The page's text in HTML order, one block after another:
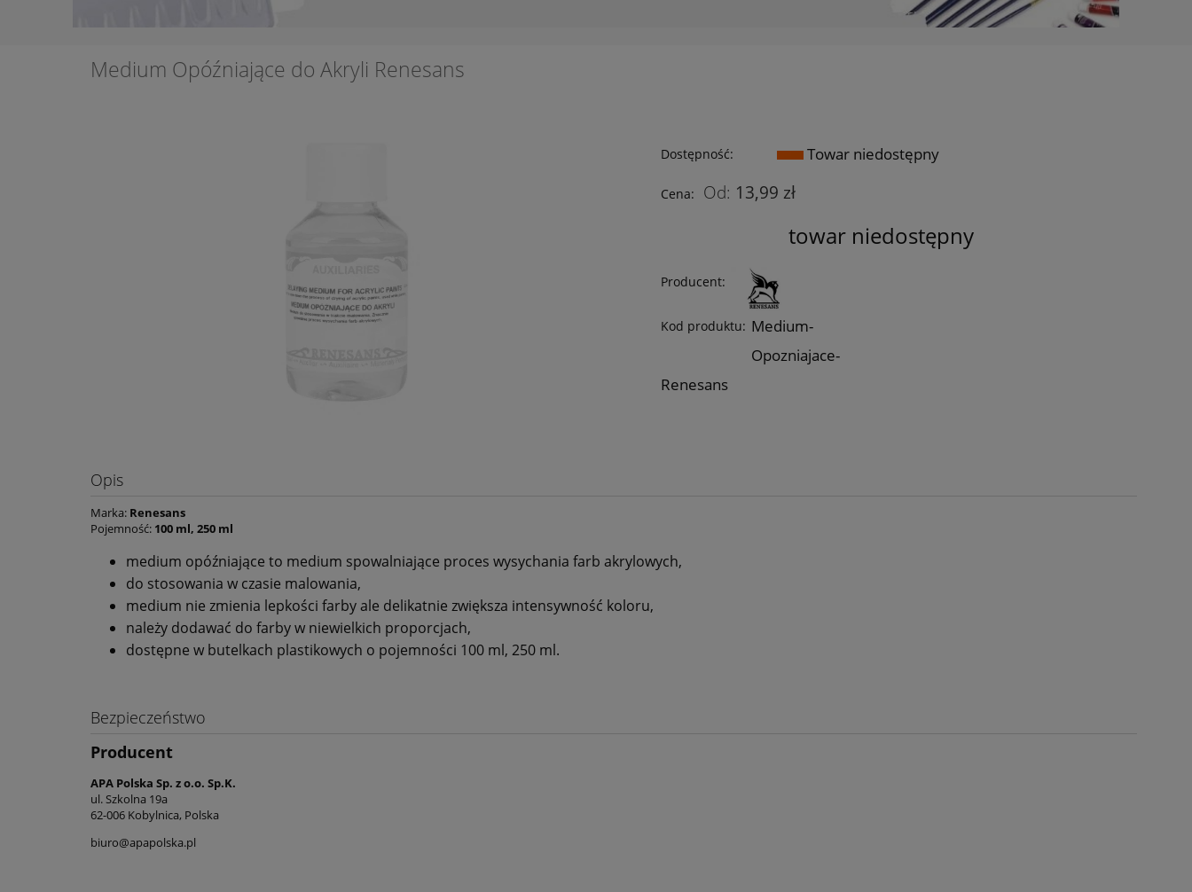
Medium Opóźniające do Akryli Renesans
Dostępność: Towar niedostępny
Cena: 13,99 zł
towar niedostępny
Producent:
Kod produktu: Medium-
Opozniajace-
Renesans
Opis
Marka: Renesans
Pojemność: 100 ml, 250 ml
medium opóźniające to medium spowalniające proces wysychania farb akrylowych,
do stosowania w czasie malowania,
medium nie zmienia lepkości farby ale delikatnie zwiększa intensywność koloru,
należy dodawać do farby w niewielkich proporcjach,
dostępne w butelkach plastikowych o pojemności 100 ml, 250 ml.
Bezpieczeństwo
Producent
APA Polska Sp. z o.o. Sp.K.
ul. Szkolna 19a
62-006 Kobylnica, Polska
biuro@apapolska.pl